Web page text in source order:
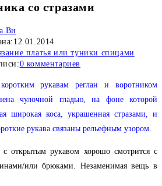
со стразами
Ви
12.01.2014
платья или туники спицами
0 комментариев
рукавам реглан и воротником
чулочной гладью, на фоне которой
широкая коса, украшенная стразами, и
рукава связаны рельефным узором.
с открытым рукавом хорошо смотрится с
или брюками. Незаменимая вещь в